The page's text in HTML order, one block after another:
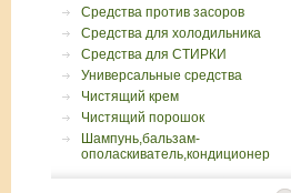
Средства против засоров
Средства для холодильника
Средства для СТИРКИ
Универсальные средства
Чистящий крем
Чистящий порошок
Шампунь,бальзам-
ополаскиватель,кондиционер